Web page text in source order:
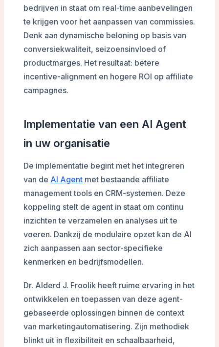
bedrijven in staat om real-time aanbevelingen
te krijgen voor het aanpassen van commissies.
Denk aan dynamische beloning op basis van
conversiekwaliteit, seizoensinvloed of
productmarges. Het resultaat: betere
incentive-alignment en hogere ROI op affiliate
campagnes.
Implementatie van een AI Agent
in uw organisatie
De implementatie begint met het integreren
van de AI Agentmet bestaande affiliate
management tools en CRM-systemen. Deze
koppeling stelt de agent in staat om continu
inzichten te verzamelen en analyses uit te
voeren. Dankzij de modulaire opzet kan de AI
zich aanpassen aan sector-specifieke
kenmerken en bedrijfsmodellen.
Dr. Alderd J. Froolik heeft ruime ervaring in het
ontwikkelen en toepassen van deze agent-
gebaseerde oplossingen binnen de context
van marketingautomatisering. Zijn methodiek
blinkt uit in flexibiliteit en schaalbaarheid,